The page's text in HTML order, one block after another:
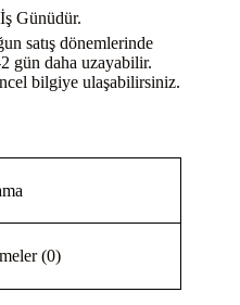
Günüdür.
satış dönemlerinde
gün daha uzayabilir.
bilgiye ulaşabilirsiniz.
(0)